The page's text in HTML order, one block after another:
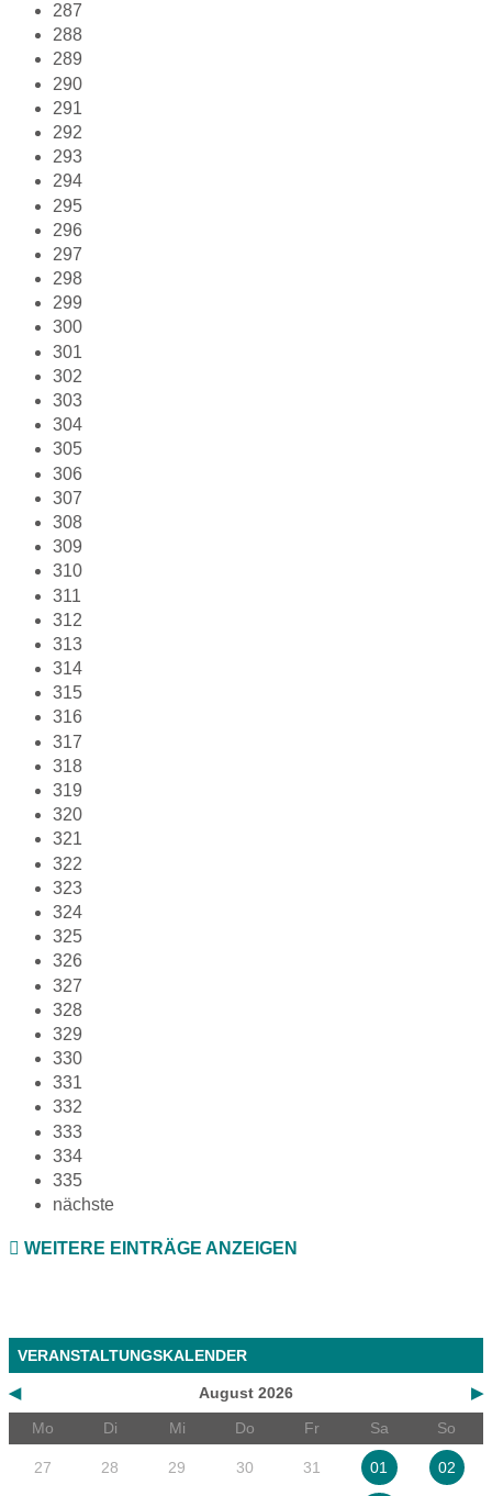
287
288
289
290
291
292
293
294
295
296
297
298
299
300
301
302
303
304
305
306
307
308
309
310
311
312
313
314
315
316
317
318
319
320
321
322
323
324
325
326
327
328
329
330
331
332
333
334
335
nächste
WEITERE EINTRÄGE ANZEIGEN
VERANSTALTUNGSKALENDER
◀ ▶
August 2026
Mo
Di Mi Do Fr Sa So
27 28 29 30 31 01 02